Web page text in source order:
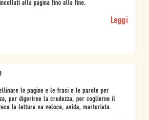
alla pagina fino alla fine.
Leggi
le pagine e le frasi e le parole per
per digerirne la crudezza, per coglierne il
la lettura va veloce, avida, martoriata.